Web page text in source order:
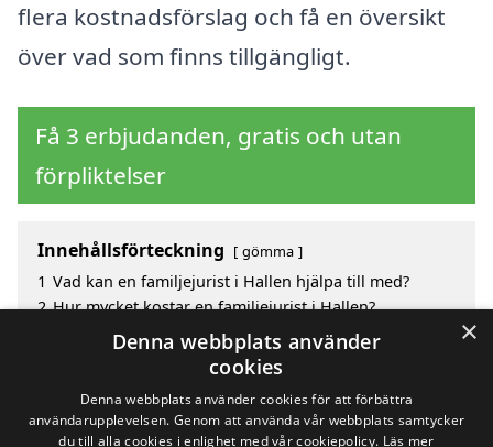
flera kostnadsförslag och få en översikt
över vad som finns tillgängligt.
Få 3 erbjudanden, gratis och utan
förpliktelser
Innehållsförteckning gömma
1 Vad kan en familjejurist i Hallen hjälpa till med?
2 Hur mycket kostar en familjejurist i Hallen?
Fördelar med att välja familjejurist i Hallen
Sök efter en skicklig familjejurist i de omgivande
×
Denna webbplats använder
cookies
Denna webbplats använder cookies för att förbättra
användarupplevelsen. Genom att använda vår webbplats samtycker
du till alla cookies i enlighet med vår cookiepolicy. Läs mer